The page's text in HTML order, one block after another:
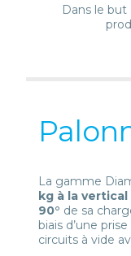
Dans le
La gamme
kg à la
90° de sa
biais d’une prise
circuits à vide